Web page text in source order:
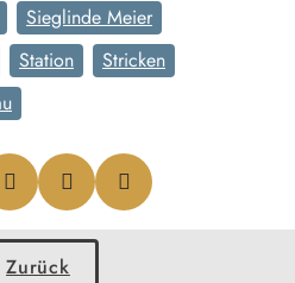
Sieglinde Meier
Station
Stricken
Zurück